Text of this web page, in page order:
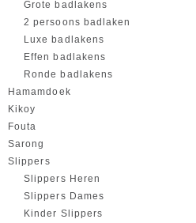
Grote badlakens
2 persoons badlaken
Luxe badlakens
Effen badlakens
Ronde badlakens
Hamamdoek
Kikoy
Fouta
Sarong
Slippers
Slippers Heren
Slippers Dames
Kinder Slippers